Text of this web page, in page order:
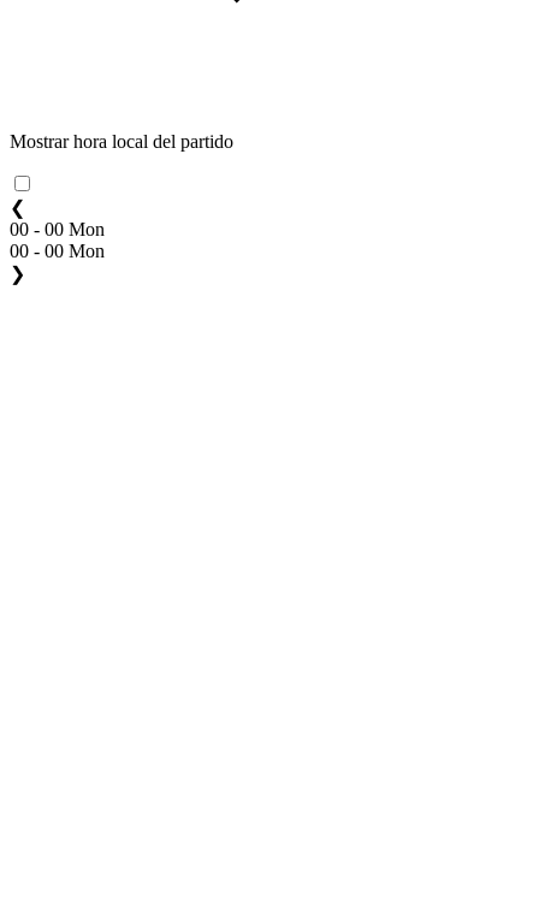
Mostrar hora local del partido
❮
00 - 00 Mon
00 - 00 Mon
❯